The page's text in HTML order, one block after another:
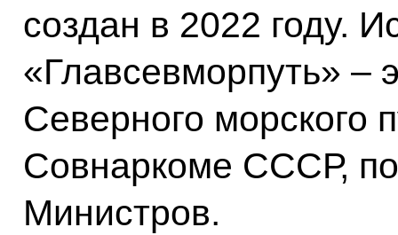
создан в 2022 году.
«Главсевморпуть» –
Северного морского
Совнаркоме СССР,
Министров.